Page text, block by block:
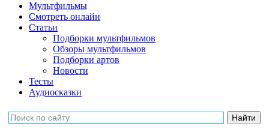
Мультфильмы
Смотреть онлайн
Статьи
Подборки мультфильмов
Обзоры мультфильмов
Подборки артов
Новости
Тесты
Аудиосказки